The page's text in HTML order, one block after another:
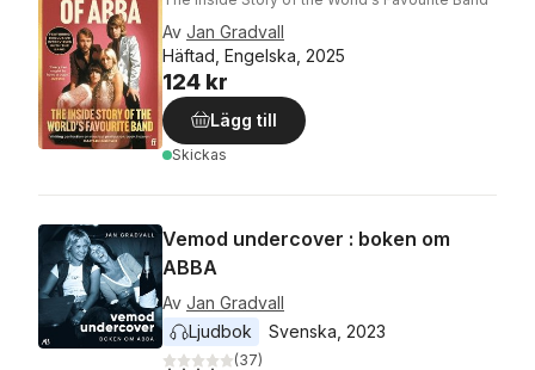
Av Jan Gradvall
Häftad, Engelska, 2025
124 kr
Lägg till
Skickas
Vemod undercover : boken om
ABBA
Av Jan Gradvall
Ljudbok
Svenska 2023
(37)